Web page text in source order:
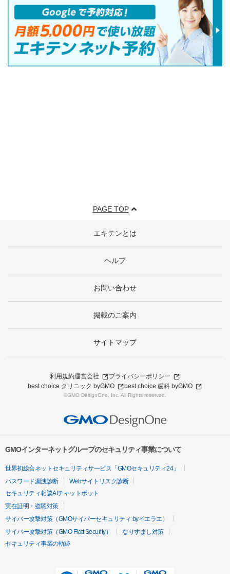
PAGE TOP
エキテンとは
ヘルプ
お問い合わせ
掲載のご案内
サイトマップ
利用規約運営会社
プライバシーポリシー
best choice クリニック byGMO
best choice 歯科 byGMO
©GMO DesignOne, Inc. All Rights reserved.
GMOインターネットグループのセキュリティ事業について
世界初総合ネットセキュリティサービス「GMOセキュリティ24」
パスワード漏洩診断
Webサイトリスク診断
セキュリティ相談AIチャットボット
実在証明・盗聴対策
サイバー攻撃対策（GMOサイバーセキュリティ byイエラエ）
サイバー攻撃対策（GMO Flatt Security）
なりすまし対策
セキュリティ事業の軌跡